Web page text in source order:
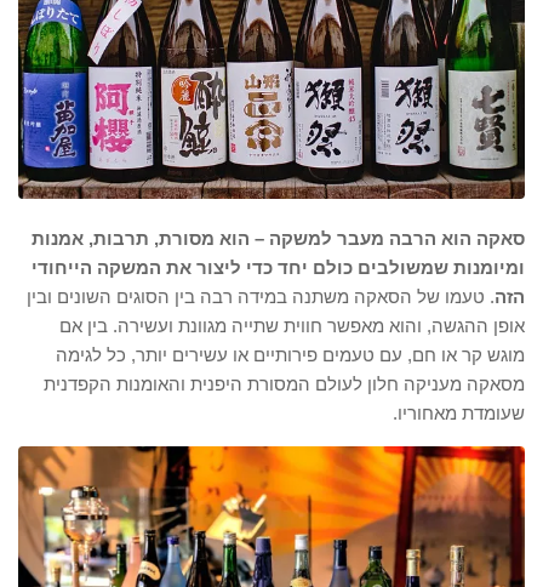
סאקה הוא הרבה מעבר למשקה – הוא מסורת, תרבות, אמנות
ומיומנות שמשולבים כולם יחד כדי ליצור את המשקה הייחודי
הזה. טעמו של הסאקה משתנה במידה רבה בין הסוגים השונים ובין
אופן ההגשה, והוא מאפשר חווית שתייה מגוונת ועשירה. בין אם
מוגש קר או חם, עם טעמים פירותיים או עשירים יותר, כל לגימה
מסאקה מעניקה חלון לעולם המסורת היפנית והאומנות הקפדנית
שעומדת מאחוריו.